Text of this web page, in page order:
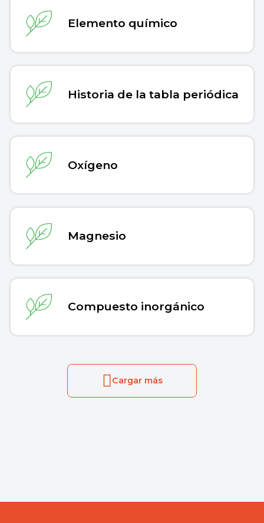
Elemento químico
Historia de la tabla periódica
Oxígeno
Magnesio
Compuesto inorgánico
Cargar más